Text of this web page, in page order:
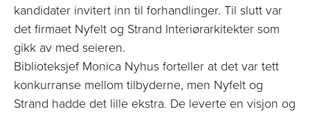
kandidater invitert inn til forhandlinger. Til slutt var
det firmaet Nyfelt og Strand Interiørarkitekter som
gikk av med seieren.
Biblioteksjef Monica Nyhus forteller at det var tett
konkurranse mellom tilbyderne, men Nyfelt og
Strand hadde det lille ekstra. De leverte en visjon og